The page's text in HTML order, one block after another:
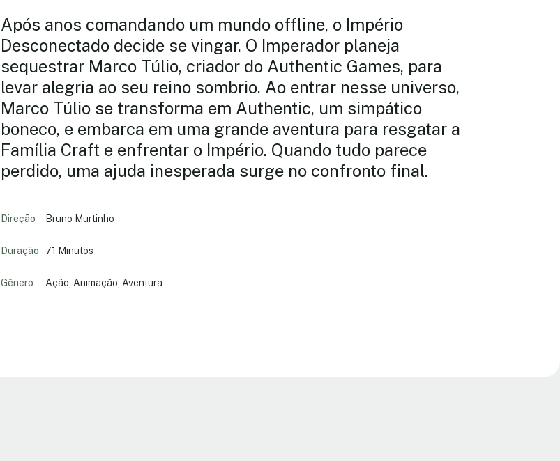
Após anos comandando um mundo offline, o Império
Desconectado decide se vingar. O Imperador planeja
sequestrar Marco Túlio, criador do Authentic Games, para
levar alegria ao seu reino sombrio. Ao entrar nesse universo,
Marco Túlio se transforma em Authentic, um simpático
boneco, e embarca em uma grande aventura para resgatar a
Família Craft e enfrentar o Império. Quando tudo parece
perdido, uma ajuda inesperada surge no confronto final.
Direção Bruno Murtinho
Duração 71 Minutos
Gênero Ação, Animação, Aventura